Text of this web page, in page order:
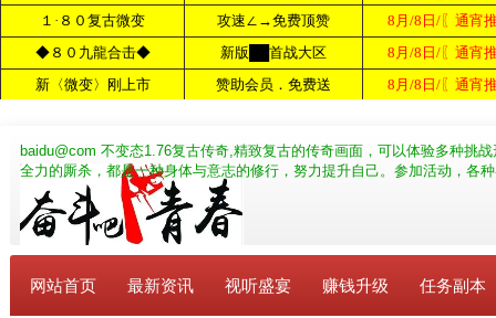
baidu@com 不变态1.76复古传奇,精致复古的传奇画面，可以体验多种挑
全力的厮杀，都是一种身体与意志的修行，努力提升自己。参加活动，各
网站首页 最新资讯 视听盛宴 赚钱升级 任务副本